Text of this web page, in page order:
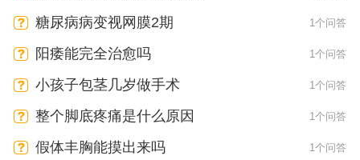
糖尿病病变视网膜2期 1个问答
阳痿能完全治愈吗 1个问答
小孩子包茎几岁做手术 1个问答
整个脚底疼痛是什么原因 1个问答
假体丰胸能摸出来吗 1个问答